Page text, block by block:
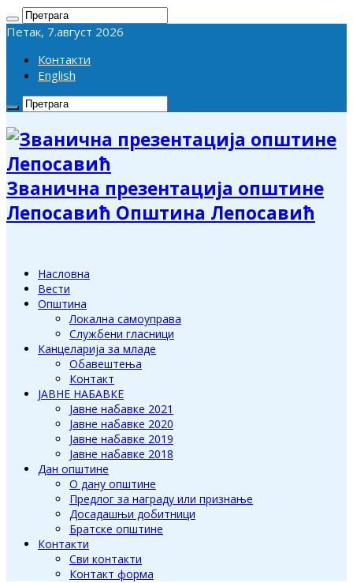
Петак, 7.август 2026
Контакти
English
Званична презентација општине
Лепосавић Општина Лепосавић
Насловна
Вести
Општина
Локална самоуправа
Службени гласници
Канцеларија за младе
Обавештења
Контакт
ЈАВНЕ НАБАВКЕ
Јавне набавке 2021
Јавне набавке 2020
Јавне набавке 2019
Јавне набавке 2018
Дан општине
О дану општине
Предлог за награду или признање
Досадашњи добитници
Братске општине
Контакти
Сви контакти
Контакт форма